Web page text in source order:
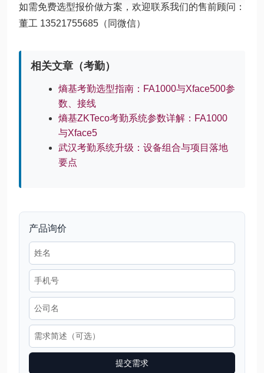
如需免费选型报价做方案，欢迎联系我们的售前顾问：
董工 13521755685（同微信）
相关文章（考勤）
熵基考勤选型指南：FA1000与Xface500参
数、接线
熵基ZKTeco考勤系统参数详解：FA1000
与Xface5
武汉考勤系统升级：设备组合与项目落地
要点
产品询价
提交需求